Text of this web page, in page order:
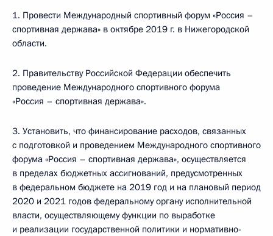
1. Провести Международный спортивный форум «Россия –
спортивная держава» в октябре 2019 г. в Нижегородской
области.
2. Правительству Российской Федерации обеспечить
проведение Международного спортивного форума
«Россия – спортивная держава».
3. Установить, что финансирование расходов, связанных
с подготовкой и проведением Международного спортивного
форума «Россия – спортивная держава», осуществляется
в пределах бюджетных ассигнований, предусмотренных
в федеральном бюджете на 2019 год и на плановый период
2020 и 2021 годов федеральному органу исполнительной
власти, осуществляющему функции по выработке
и реализации государственной политики и нормативно­-